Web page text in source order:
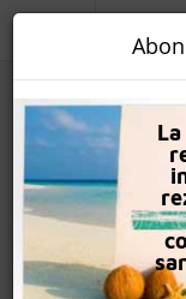
PROMO
CAUTA
OFERTA
DESPRE NOI
LOGIN